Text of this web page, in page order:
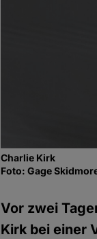
Charlie Kirk
Foto: Gage
Vor zwei
Kirk bei einer